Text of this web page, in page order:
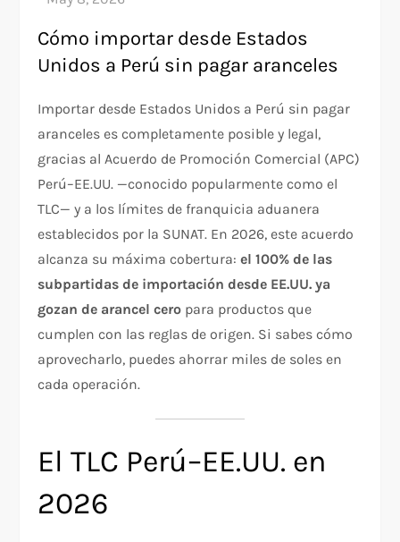
Cómo importar desde Estados
Unidos a Perú sin pagar aranceles
Importar desde Estados Unidos a Perú sin pagar
aranceles es completamente posible y legal,
gracias al Acuerdo de Promoción Comercial (APC)
Perú–EE.UU. —conocido popularmente como el
TLC— y a los límites de franquicia aduanera
establecidos por la SUNAT. En 2026, este acuerdo
alcanza su máxima cobertura:el 100% de las
subpartidas de importación desde EE.UU. ya
gozan de arancel cero para productos que
cumplen con las reglas de origen. Si sabes cómo
aprovecharlo, puedes ahorrar miles de soles en
cada operación.
El TLC Perú–EE.UU. en
2026